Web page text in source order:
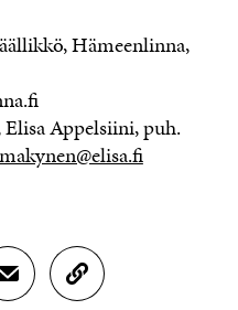
Hämeenlinna,
Appelsiini, puh.
J
A
K
O